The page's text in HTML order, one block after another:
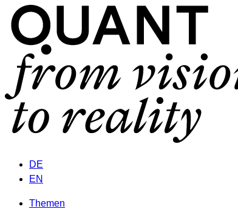
DE
EN
Themen